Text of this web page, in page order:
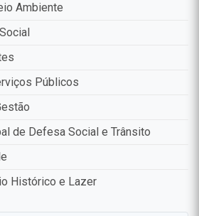
Ambiente
Públicos
de Defesa Social e Trânsito
Histórico e Lazer